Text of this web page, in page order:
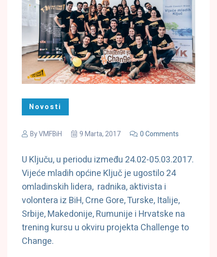
Novosti
ByVMFBiH 9 Marta, 2017 0 Comments
U Ključu, u periodu između 24.02-05.03.2017.
Vijeće mladih općine Ključ je ugostilo 24
omladinskih lidera, radnika, aktivista i
volontera iz BiH, Crne Gore, Turske, Italije,
Srbije, Makedonije, Rumunije i Hrvatske na
trening kursu u okviru projekta Challenge to
Change.